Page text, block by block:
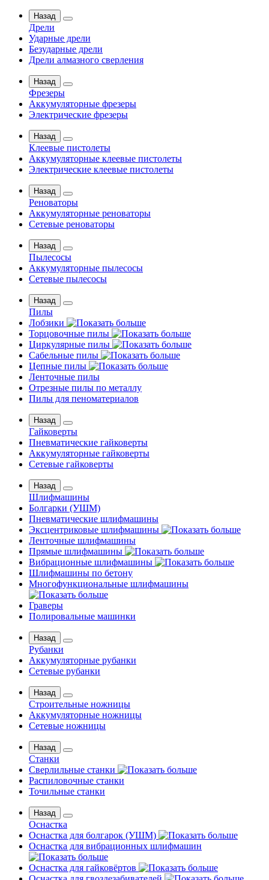
Назад
Дрели
Ударные дрели
Безударные дрели
Дрели алмазного сверления
Назад
Фрезеры
Аккумуляторные фрезеры
Электрические фрезеры
Назад
Клеевые пистолеты
Аккумуляторные клеевые пистолеты
Электрические клеевые пистолеты
Назад
Реноваторы
Аккумуляторные реноваторы
Сетевые реноваторы
Назад
Пылесосы
Аккумуляторные пылесосы
Сетевые пылесосы
Назад
Пилы
Лобзики
Торцовочные пилы
Циркулярные пилы
Сабельные пилы
Цепные пилы
Ленточные пилы
Отрезные пилы по металлу
Пилы для пеноматериалов
Назад
Гайковерты
Пневматические гайковерты
Аккумуляторные гайковерты
Сетевые гайковерты
Назад
Шлифмашины
Бoлгаpки (УШM)
Пневматические шлифмашины
Эксцентриковые шлифмашины
Ленточные шлифмашины
Прямые шлифмашины
Вибрационные шлифмашины
Шлифмашины по бетону
Многофункциональные шлифмашины
Граверы
Полировальные машинки
Назад
Рубанки
Аккумуляторные рубанки
Сетевые рубанки
Назад
Строительные ножницы
Аккумуляторные ножницы
Сетевые ножницы
Назад
Станки
Сверлильные станки
Распиловочные станки
Точильные станки
Назад
Оснастка
Оснастка для болгарок (УШМ)
Оснастка для вибрационных шлифмашин
Оснастка для гайковёртов